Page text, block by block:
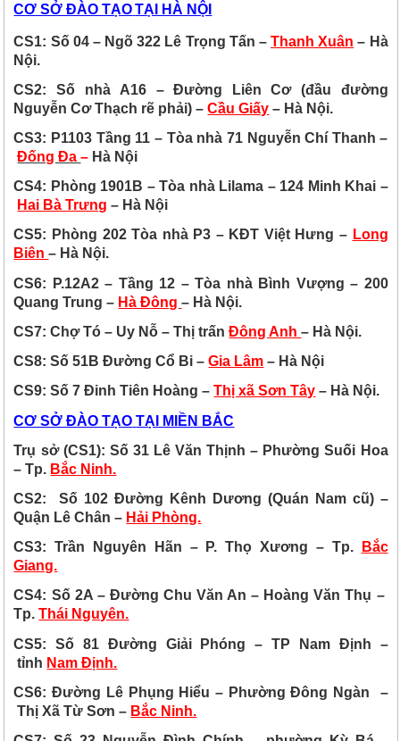
CƠ SỞ ĐÀO TẠO TẠI HÀ NỘI
CS1: Số 04 – Ngõ 322 Lê Trọng Tấn –Thanh Xuân – Hà
Nội.
CS2:Số nhà A16 – Đường Liên Cơ (đầu đường
Nguyễn Cơ Thạch rẽ phải) –Cầu Giấy – Hà Nội.
CS3: P1103 Tầng 11 – Tòa nhà 71 Nguyễn Chí Thanh –
Đống Đa– Hà Nội
CS4: Phòng 1901B – Tòa nhà Lilama – 124 Minh Khai –
Hai Bà Trưng – Hà Nội
CS5: Phòng 202 Tòa nhà P3 – KĐT Việt Hưng – Long
Biên– Hà Nội.
CS6: P.12A2 – Tầng 12 – Tòa nhà Bình Vượng – 200
Quang Trung – Hà Đông– Hà Nội.
CS7: Chợ Tó – Uy Nỗ – Thị trấnĐông Anh– Hà Nội.
CS8: Số 51B Đường Cổ Bi –Gia Lâm – Hà Nội
CS9:Số 7 Đinh Tiên Hoàng –Thị xã Sơn Tây – Hà Nội.
CƠ SỞ ĐÀO TẠO TẠI MIỀN BẮC
Trụ sở (CS1): Số 31 Lê Văn Thịnh – Phường Suối Hoa
– Tp. Bắc Ninh.
CS2:Số 102 Đường Kênh Dương (Quán Nam cũ) –
Quận Lê Chân – Hải Phòng.
CS3: Trần Nguyên Hãn – P. Thọ Xương – Tp.
Bắc
Giang.
CS4: Số 2A – Đường Chu Văn An – Hoàng Văn Thụ –
Tp. Thái Nguyên.
CS5: Số 81 Đường Giải Phóng – TP Nam Định –
tỉnh Nam Định.
CS6: Đường Lê Phụng Hiểu – Phường Đông Ngàn –
Thị Xã Từ Sơn – Bắc Ninh.